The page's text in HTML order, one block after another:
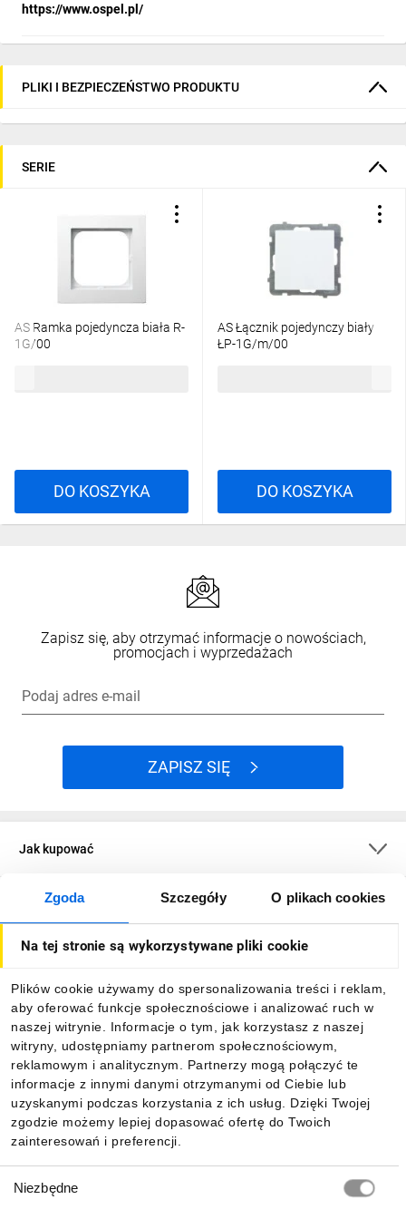
Zgoda Szczegóły O plikach cookies
Na tej stronie są wykorzystywane pliki cookie
Plików cookie używamy do spersonalizowania treści i reklam,
aby oferować funkcje społecznościowe i analizować ruch w
naszej witrynie. Informacje o tym, jak korzystasz z naszej
witryny, udostępniamy partnerom społecznościowym,
reklamowym i analitycznym. Partnerzy mogą połączyć te
informacje z innymi danymi otrzymanymi od Ciebie lub
uzyskanymi podczas korzystania z ich usług. Dzięki Twojej
zgodzie możemy lepiej dopasować ofertę do Twoich
zainteresowań i preferencji.
zgody
Niezbędne
https://www.ospel.pl/
PLIKI I BEZPIECZEŃSTWO PRODUKTU
SERIE
AS Ramka pojedyncza biała R-
1G/00
DO KOSZYKA
AS Łącznik pojedynczy biały
ŁP-1G/m/00
DO KOSZYKA
Zapisz się, aby otrzymać informacje o nowościach,
promocjach i wyprzedażach
Podaj adres e-mail
ZAPISZ SIĘ
Jak kupować
O firmie
Informacje
Pobierz naszą aplikację mobilną: